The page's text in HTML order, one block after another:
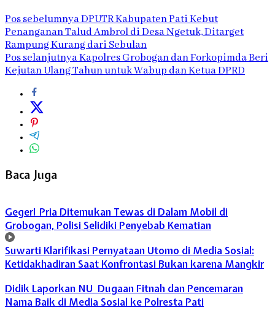
Pos sebelumnyaDPUTR Kabupaten Pati Kebut
Penanganan Talud Ambrol di Desa Ngetuk, Ditarget
Rampung Kurang dari Sebulan
Pos selanjutnyaKapolres Grobogan dan Forkopimda Beri
Kejutan Ulang Tahun untuk Wabup dan Ketua DPRD
Baca Juga
Geger! Pria Ditemukan Tewas di Dalam Mobil di
Grobogan, Polisi Selidiki Penyebab Kematian
Suwarti Klarifikasi Pernyataan Utomo di Media Sosial:
Ketidakhadiran Saat Konfrontasi Bukan karena Mangkir
Didik Laporkan NU Dugaan Fitnah dan Pencemaran
Nama Baik di Media Sosial ke Polresta Pati